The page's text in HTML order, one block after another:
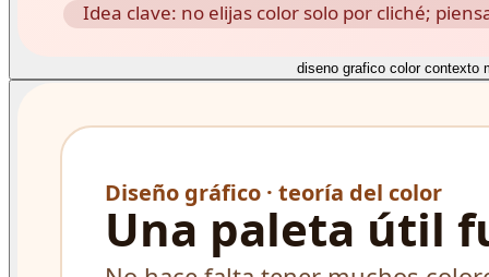
diseno grafico color contexto